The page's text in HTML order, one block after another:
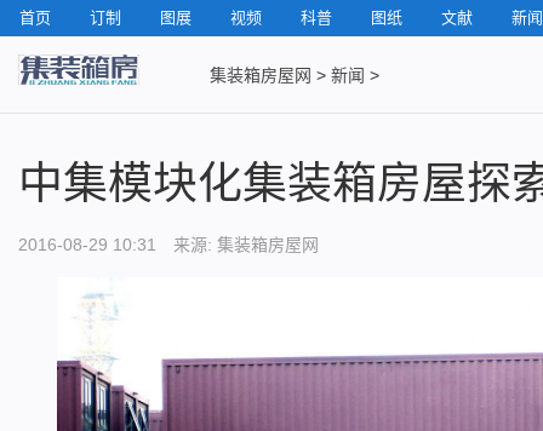
首页 订制 图展 视频 科普 图纸 文献 新闻
集装箱房屋网 > 新闻 >
中集模块化集装箱房屋探
2016-08-29 10:31 来源: 集装箱房屋网